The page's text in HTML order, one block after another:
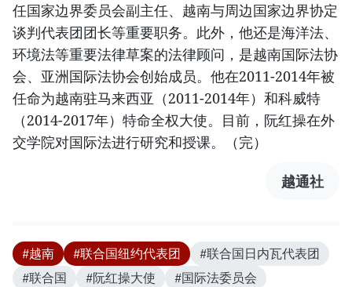
任国家边界委员会副主任、越南与周边国家边界协定
谈判代表团团长等重要职务。此外，他还是海洋法、
环境法等重要法律草案的法律顾问，是越南国际法协
会、亚洲国际法协会创始成员。他在2011-2014年被
任命为越南驻马来西亚（2011-2014年）和科威特
（2014-2017年）特命全权大使。目前，阮红操在外
交学院对国际法进行研究和授课。（完）
越通社
#越南 #联合国纽约代表团
#联合国日内瓦代表团
#联合国
#阮红操大使 #国际法委员会